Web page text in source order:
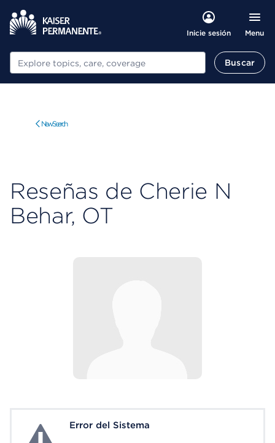
Inicie sesión Menu
Buscar Buscar
New Search
Reseñas de Cherie N
Behar, OT
System ErrorError del Sistema